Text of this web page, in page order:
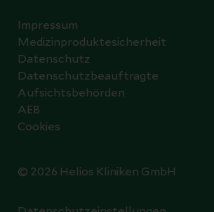
© 2026 Helios Kliniken GmbH
Impressum
Medizinproduktesicherheit
Datenschutz
Datenschutzbeauftragte
Aufsichtsbehörden
AEB
Cookies